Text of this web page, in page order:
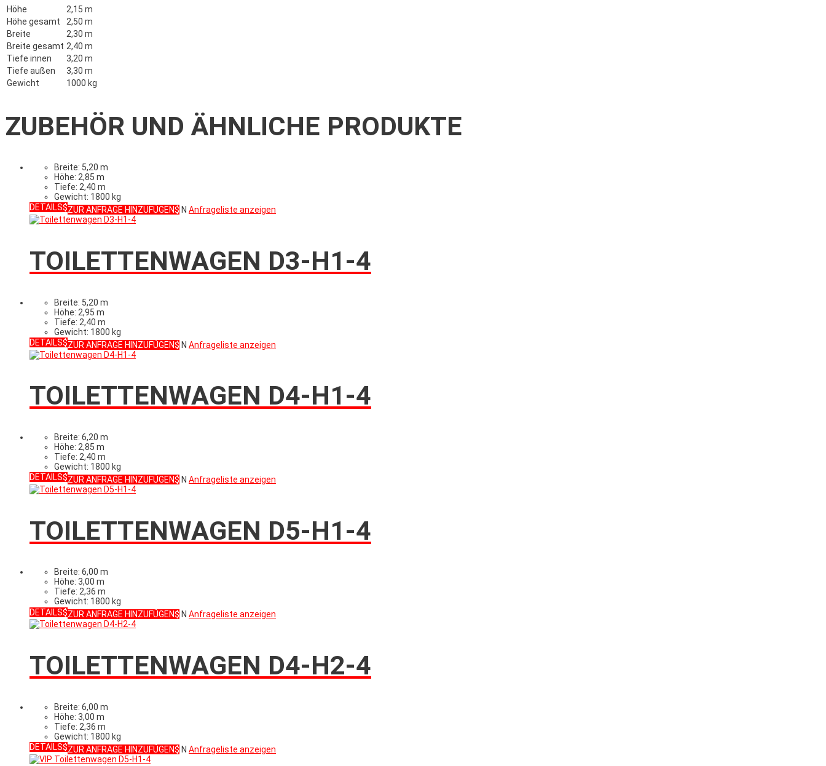
Höhe
2,15 m
Höhe gesamt
2,50 m
Breite
2,30 m
Breite gesamt 2,40 m
Tiefe innen
3,20 m
Tiefe außen
3,30 m
Gewicht
1000 kg
ZUBEHÖR UND ÄHNLICHE PRODUKTE
Breite: 5,20 m
Höhe: 2,85 m
Tiefe: 2,40 m
Gewicht: 1800 kg
DETAILS
ZUR ANFRAGE HINZUFÜGEN N Anfrageliste anzeigen
TOILETTENWAGEN D3-H1-4
Breite: 5,20 m
Höhe: 2,95 m
Tiefe: 2,40 m
Gewicht: 1800 kg
DETAILS
ZUR ANFRAGE HINZUFÜGEN N Anfrageliste anzeigen
TOILETTENWAGEN D4-H1-4
Breite: 6,20 m
Höhe: 2,85 m
Tiefe: 2,40 m
Gewicht: 1800 kg
DETAILS
ZUR ANFRAGE HINZUFÜGEN N Anfrageliste anzeigen
TOILETTENWAGEN D5-H1-4
Breite: 6,00 m
Höhe: 3,00 m
Tiefe: 2,36 m
Gewicht: 1800 kg
DETAILS
ZUR ANFRAGE HINZUFÜGEN N Anfrageliste anzeigen
TOILETTENWAGEN D4-H2-4
Breite: 6,00 m
Höhe: 3,00 m
Tiefe: 2,36 m
Gewicht: 1800 kg
DETAILS
ZUR ANFRAGE HINZUFÜGEN N Anfrageliste anzeigen